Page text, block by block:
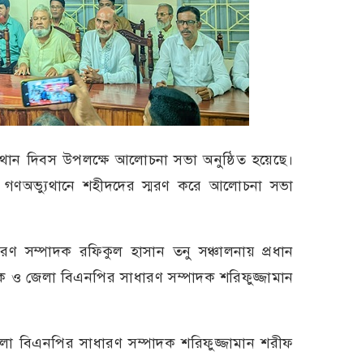
দিবস উপলক্ষে আলোচনা সভা অনুষ্ঠিত হয়েছে।
শহীদদের স্মরণ করে আলোচনা সভা
সম্পাদক রফিকুল হাসান তনু সঞ্চালনায় প্রধান
ও জেলা বিএনপির সাধারণ সম্পাদক শরিফুজ্জামান
বিএনপির সাধারণ সম্পাদক শরিফুজ্জামান শরীফ